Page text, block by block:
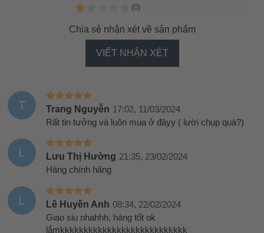
(0)
Chia sẻ nhận xét về sản phẩm
VIẾT NHẬN XÉT
T Trang Nguyễn 17:02, 11/03/2024
Rất tin tưởng và luôn mua ở đâyy ( lười chụp quá?)
L Lưu Thị Hường 21:35, 23/02/2024
Hàng chính hãng
L Lê Huyền Anh 08:34, 22/02/2024
Giao siu nhahhh, hàng tốt ok
lắmkkkkkkkkkkkkkkkkkkkkkkkkkkk